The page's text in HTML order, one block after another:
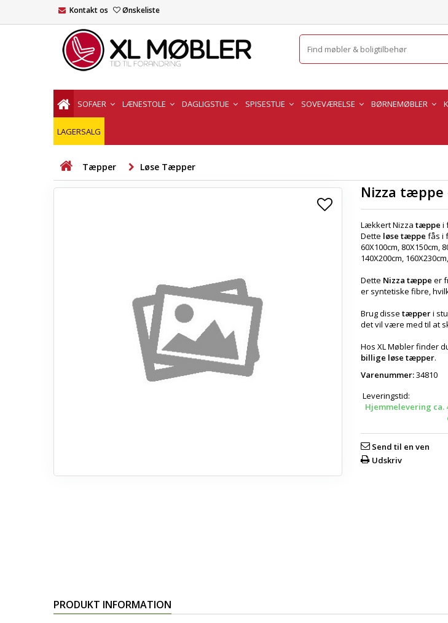
Kontakt os Ønskeliste
SOFAER LÆNESTOLE DAGLIGSTUE SPISESTUE SOVEVÆRELSE BØRNEMØBLER
LAGERSALG
Tæpper Løse Tæpper
Nizza tæppe
Lækkert Nizza tæppe i
Dette løse tæppe fås i
60X100cm, 80X150cm,
140X200cm,
Dette Nizza tæppe er
er syntetiske fibre,
Brug disse tæpperi
det vil være med til at
Hos XL Møbler finder
billige løse tæpper.
Varenummer:34810
Leveringstid:
Hjemmelevering
Send til en ven
Udskriv
PRODUKT INFORMATION